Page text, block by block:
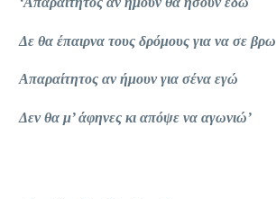
Δε θα έπαιρνα τους δρόμους για να σε βρω
Απαραίτητος αν ήμουν για σένα εγώ
Δεν θα μ’ άφηνες κι απόψε να αγωνιώ’